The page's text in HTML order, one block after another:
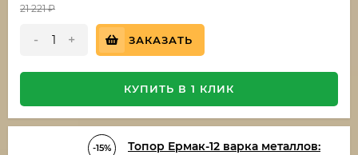
21 221₽
- + ЗАКАЗАТЬ
КУПИТЬ В 1 КЛИК
-15%
Топор Ермак-12 варка металлов: